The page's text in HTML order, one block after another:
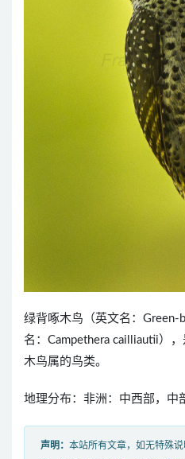
绿背啄木鸟（英文名：Green-
名：Campethera cailliautii）
木鸟属的鸟类。
地理分布：非洲：中西部，中
声明： 本站所有文章，如无特殊